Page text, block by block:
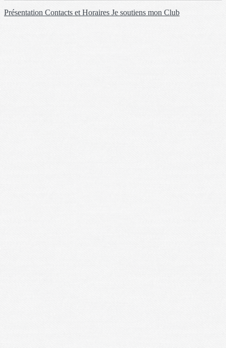
Présentation Contacts et Horaires Je soutiens mon Club